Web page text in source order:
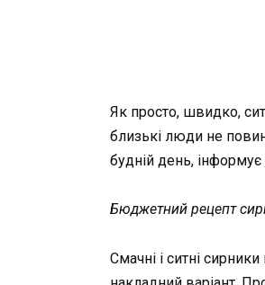
Як просто, швидко,
близькі люди не
будній день, інформує
Бюджетний рецепт
Смачні і ситні